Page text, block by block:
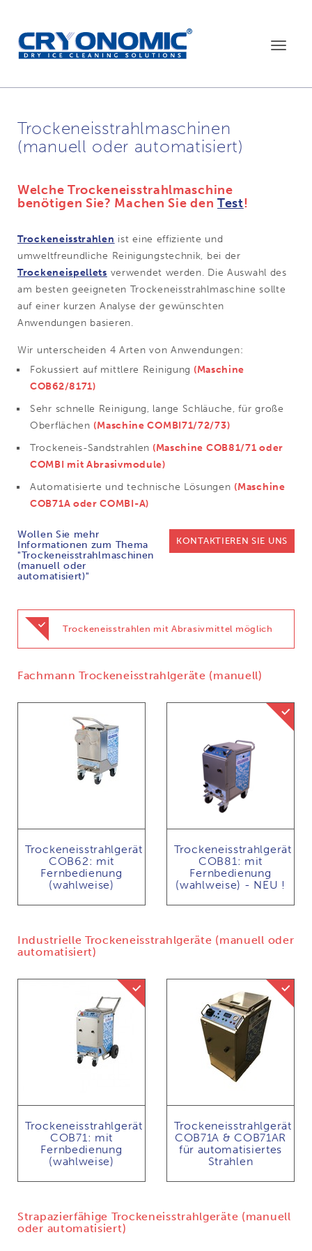
Toggle
Tro­cken­eis­strahl­ma­schi­nen
(manuell oder automatisiert)
Welche Trockeneisstrahlmaschine
benötigen Sie? Machen Sie den Test!
Trockeneisstrahlen ist eine effiziente und
umweltfreundliche Reinigungstechnik, bei der
Trockeneispellets verwendet werden. Die Auswahl des
am besten geeigneten Trockeneisstrahlmaschine sollte
auf einer kurzen Analyse der gewünschten
Anwendungen basieren.
Wir unterscheiden 4 Arten von Anwendungen:
Fokussiert auf mittlere Reinigung (Maschine
COB62/8171)
Sehr schnelle Reinigung, lange Schläuche, für große
Oberflächen (Maschine COMBI71/72/73)
Trockeneis-Sandstrahlen (Maschine COB81/71 oder
COMBI mit Abrasivmodule)
Automatisierte und technische Lösungen (Maschine
COB71A oder COMBI-A)
Wollen Sie mehr
Informationen zum Thema
"Tro­cken­eis­strahl­ma­schi­nen
(manuell oder
automatisiert)"
KONTAKTIEREN SIE UNS
Trockeneisstrahlen mit Abrasivmittel möglich
Fachmann Trockeneisstrahlgeräte (manuell)
Trockeneisstrahlgerät
COB62: mit
Fernbedienung
(wahlweise)
Trockeneisstrahlgerät
COB81: mit
Fernbedienung
(wahlweise) - NEU !
Industrielle Trockeneisstrahlgeräte (manuell oder
automatisiert)
Trockeneisstrahlgerät
COB71: mit
Fernbedienung
(wahlweise)
Trockeneisstrahlen mit Abrasivmittel
Trockeneisstrahlgerät
COB71A & COB71AR
für automatisiertes
Strahlen
Strapazierfähige Trockeneisstrahlgeräte (manuell
oder automatisiert)